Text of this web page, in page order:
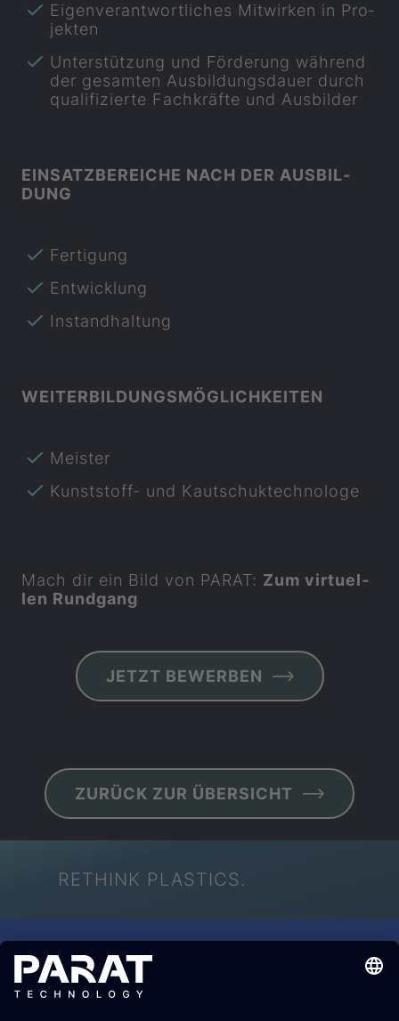
Ei­gen­ver­ant­wort­li­ches Mit­wir­ken in Pro­
jek­ten
Un­ter­stüt­zung und För­de­rung wäh­rend
der ge­sam­ten Aus­bil­dungs­dau­er durch
qua­li­fi­zier­te Fach­kräf­te und Aus­bil­der
EIN­SATZ­BE­REI­CHE NACH DER AUS­BIL­
DUNG
Fer­ti­gung
Ent­wick­lung
In­stand­hal­tung
WEI­TER­BIL­DUNGS­MÖG­LICH­KEI­TEN
Meis­ter
Kunststoff-​ und Kau­tschuk­tech­no­lo­ge
Mach dir ein Bild von PARAT: Zum vir­tu­el­
len Rund­gang
JETZT BE­WER­BEN
ZU­RÜCK ZUR ÜBER­SICHT
RETHINK PLASTICS.